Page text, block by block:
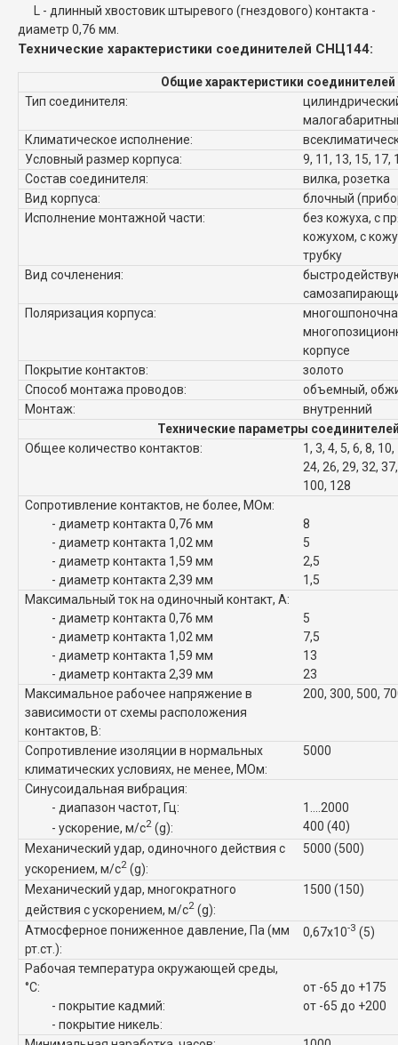
L - длинный хвостовик штыревого (гнездового) контакта -
диаметр 0,76 мм.
Технические характеристики соединителей СНЦ144:
Общие характеристики
Тип соединителя:
Климатическое исполнение:
Условный размер корпуса:
9, 11, 13, 15, 17,
Состав соединителя:
вилка, розетка
Вид корпуса:
блочный
Исполнение монтажной части:
без кожуха, с
кожухом, с
трубку
Вид сочленения:
Поляризация корпуса:
корпусе
Покрытие контактов:
золото
Способ монтажа проводов:
объемный,
Монтаж:
внутренний
Технические параметры
Общее количество контактов:
1, 3, 4, 5, 6, 8,
24, 26, 29, 32,
100, 128
Сопротивление контактов, не более, МОм:
- диаметр контакта 0,76 мм
- диаметр контакта 1,02 мм
- диаметр контакта 1,59 мм
- диаметр контакта 2,39 мм
8
5
2,5
1,5
Максимальный ток на одиночный контакт, А:
- диаметр контакта 0,76 мм
- диаметр контакта 1,02 мм
- диаметр контакта 1,59 мм
- диаметр контакта 2,39 мм
5
7,5
13
23
Максимальное рабочее напряжение в
зависимости от схемы расположения
контактов, В:
200, 300, 500,
Сопротивление изоляции в нормальных
климатических условиях, не менее, МОм:
5000
Синусоидальная вибрация:
- диапазон частот, Гц:
- ускорение, м/с2 (g):
1....2000
400 (40)
Механический удар, одиночного действия с
ускорением, м/с2 (g):
5000 (500)
Механический удар, многократного
действия с ускорением, м/с2 (g):
1500 (150)
Атмосферное пониженное давление, Па (мм
рт.ст.):
0,67x10-3 (5)
Рабочая температура окружающей среды,
°C:
- покрытие кадмий:
- покрытие никель:
от -65 до +175
от -65 до +200